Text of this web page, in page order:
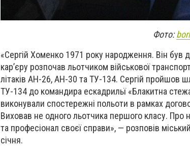
Фото:
«Сергій Хоменко 1971 року народження. Він був
кар’єру розпочав льотчиком військової
літаків АН-26, АН-30 та ТУ-134. Сергій пройшов
ТУ-134 до командира ескадрильї «Блакитна
виконували спостережні польоти в рамках
Виховав не одного льотчика першого класу.
та професіонал своєї справи», — розповів
січня.